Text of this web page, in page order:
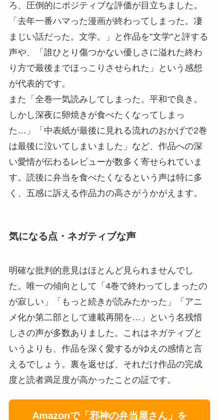
ろ、圧倒的にポジティブな評価が目立ちました。
「去年一番ハマった漫画が終わってしまった。凄
まじい話だった。文学。」と作品を”文学”と評する
声や、「誰ひとり傷つかない優しさに溢れた終わ
り方で最後までほっこりさせられた」という感想
が代表的です。
また「全巻一気読みしてしまった。平和で良き。
しかし深夜に卵焼きが食べたくなってしまっ
た…」「中表紙が最後に見れる流れのおかげで2巻
は最後に泣いてしまいました」など、作品への深
い愛情が伝わるレビューが数多く寄せられていま
す。読後に弁当を食べたくなるという声は特に多
く、五感に訴える作品力の高さがうかがえます。
気になる点・ネガティブな声
明確な批判的意見はほとんど見られませんでし
た。唯一の傾向として「4巻で終わってしまったの
が寂しい」「もっと続きが読みたかった」「アニ
メ化か第二部として連載再開を…」という名残惜
しさの声が多数ありました。これはネガティブと
いうよりも、作品を深く愛するがゆえの感情と言
えるでしょう。裏を返せば、それだけ作品の完成
度と読者満足度が高かったことの証です。
Amazonで「邪神の弁当屋さん」を